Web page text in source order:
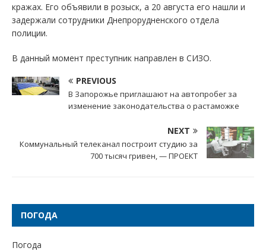
кражах. Его объявили в розыск, а 20 августа его нашли и
задержали сотрудники Днепрорудненского отдела
полиции.
В данный момент преступник направлен в СИЗО.
PREVIOUS
В Запорожье приглашают на автопробег за
изменение законодательства о растаможке
NEXT
Коммунальный телеканал построит студию за
700 тысяч гривен, — ПРОЕКТ
ПОГОДА
Погода